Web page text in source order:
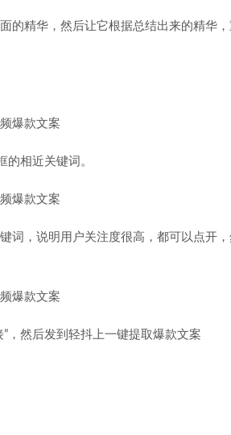
的精华，然后让它根据总结出来的精华
的相近关键词。
词，说明用户关注度很高，都可以点开
，然后发到轻抖上一键提取爆款文案